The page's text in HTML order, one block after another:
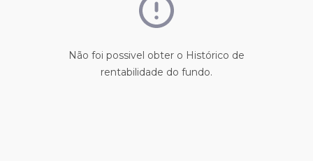
Não foi possivel obter o Histórico de
rentabilidade do fundo.